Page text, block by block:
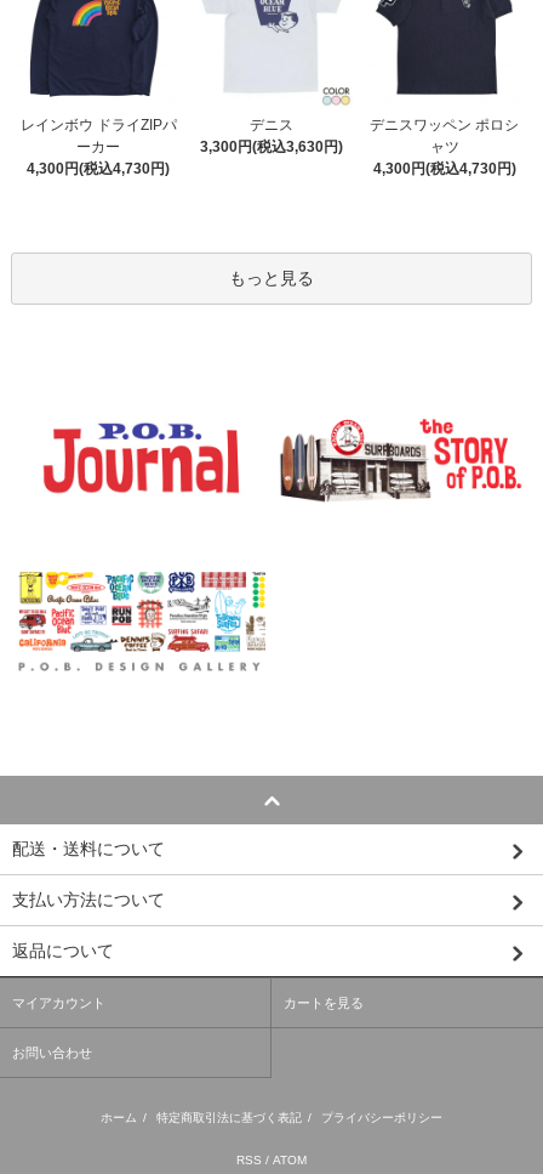
レインボウ ドライZIPパ
ーカー
4,300円(税込4,730円)
デニス
3,300円(税込3,630円)
デニスワッペン ポロシ
ャツ
4,300円(税込4,730円)
もっと見る
配送・送料について
支払い方法について
返品について
マイアカウント カートを見る
お問い合わせ
ホーム / 特定商取引法に基づく表記 / プライバシーポリシー
RSS / ATOM